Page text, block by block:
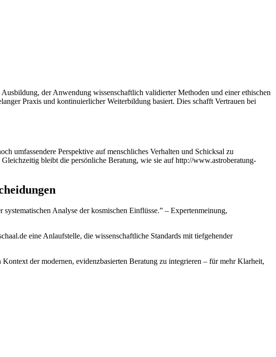
der Anwendung wissenschaftlich validierter Methoden und einer ethischen
Praxis und kontinuierlicher Weiterbildung basiert. Dies schafft Vertrauen bei
umfassendere Perspektive auf menschliches Verhalten und Schicksal zu
bleibt die persönliche Beratung, wie sie auf http://www.astroberatung-
Analyse der kosmischen Einflüsse.” – Expertenmeinung,
eine Anlaufstelle, die wissenschaftliche Standards mit tiefgehender
der modernen, evidenzbasierten Beratung zu integrieren – für mehr Klarheit,